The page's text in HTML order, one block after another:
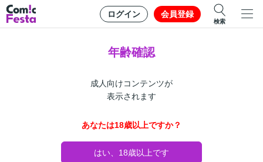
ログイン 会員登録
検索
年齢確認
成人向けコンテンツが
表示されます
あなたは18歳以上ですか？
はい、18歳以上です